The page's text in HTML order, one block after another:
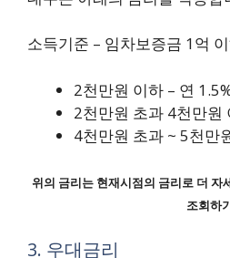
소득기준 – 임차보증금 1억
2천만원 이하 – 연
2천만원 초과 4천만원
4천만원 초과 ~ 5천만
위의 금리는 현재시점의 금리로 더 자
조회하
3. 우대금리